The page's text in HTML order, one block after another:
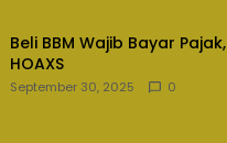
Beli BBM Wajib Bayar Pajak,
HOAXS
September 30, 2025 0